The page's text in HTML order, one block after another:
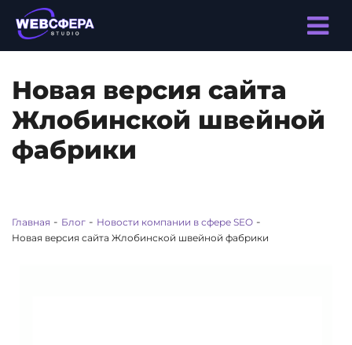
Новая версия сайта
Жлобинской швейной
фабрики
Главная - Блог - Новости компании в сфере SEO -
Новая версия сайта Жлобинской швейной фабрики